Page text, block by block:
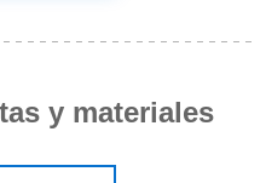
y materiales